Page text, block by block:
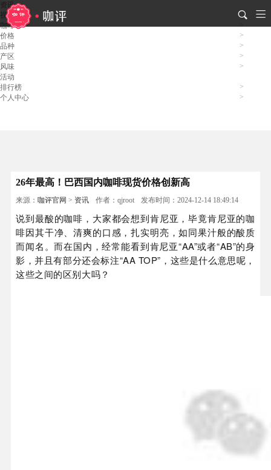
资讯
视频
咖啡
价格
品种
产区
风味
活动
排行榜
个人中心
26年最高！巴西国内咖啡现货价格创新高
来源：咖评官网 > 资讯 作者：qjroot 发布时间：2024-12-14 18:49:14
说到最酸的咖啡，大家都会想到肯尼亚，毕竟肯尼亚的咖
啡因其干净、清爽的口感，扎实明亮，如同果汁般的酸质
而闻名。而在国内，经常能看到肯尼亚“AA”或者“AB”的身
影，并且有部分还会标注“AA TOP”，这些是什么意思呢，
这些之间的区别大吗？